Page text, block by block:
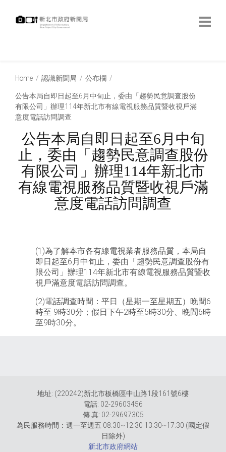
Home 認識新聞局 公布欄
公告本局自即日起至6月中旬止，委由「趨勢民意調查股份
有限公司」辦理114年新北市有線電視服務品質暨收視戶滿
意度電話訪問調查
公告本局自即日起至6月中旬
止，委由「趨勢民意調查股份
有限公司」辦理114年新北市
有線電視服務品質暨收視戶滿
意度電話訪問調查
(1)為了解本市各有線電視業者服務品質，本局自
即日起至6月中旬止，委由「趨勢民意調查股份有
限公司」辦理114年新北市有線電視服務品質暨收
視戶滿意度電話訪問調查。
(2)電話調查時間：平日（星期一至星期五）晚間6
時至 9時30分；假日下午2時至5時30分、晚間6時
至9時30分。
地址: (220242)新北市板橋區中山路1段161號6樓
電話: 02-29603456
傳 真: 02-29697305
為民服務時間：週一至週五 08:30~12:30 13:30~17:30 (國定假
日除外)
新北市政府網站